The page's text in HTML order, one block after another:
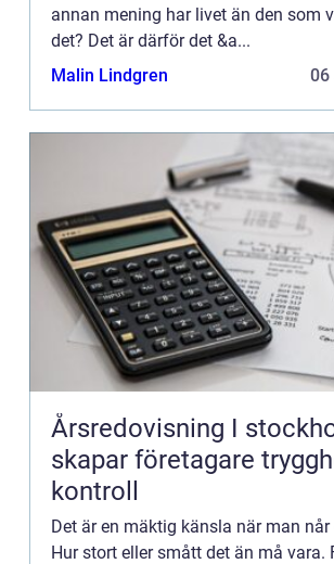
annan mening har livet än den som
det? Det är därför det &a...
Malin Lindgren
06
Årsredovisning I
skapar företagare
kontroll
Det är en mäktig känsla när man
Hur stort eller smått det än må vara.